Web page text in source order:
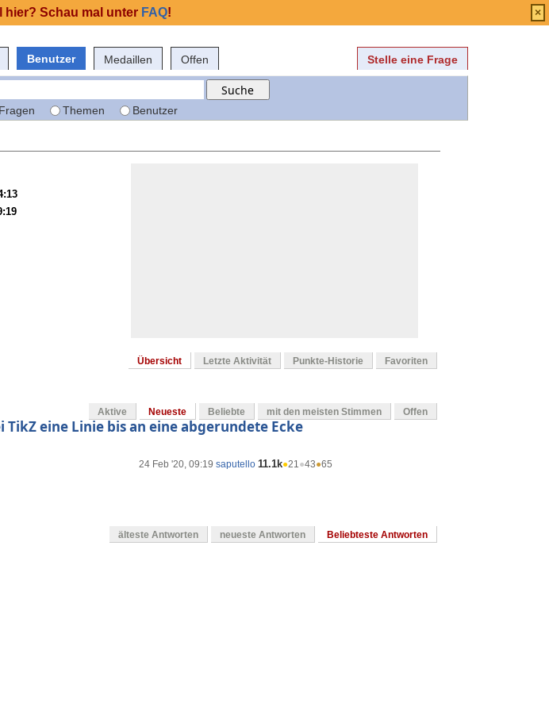
Benutzer Medaillen Offen Stelle eine Frage
Fragen Themen Benutzer
Übersicht Letzte Aktivität Punkte-Historie Favoriten
Aktive Neueste Beliebte mit den meisten Stimmen Offen
TikZ eine Linie bis an eine abgerundete Ecke
24 Feb '20, 09:19 saputello 11.1k●21●43●65
älteste Antworten neueste Antworten Beliebteste Antworten
hier? Schau mal unter FAQ! ×